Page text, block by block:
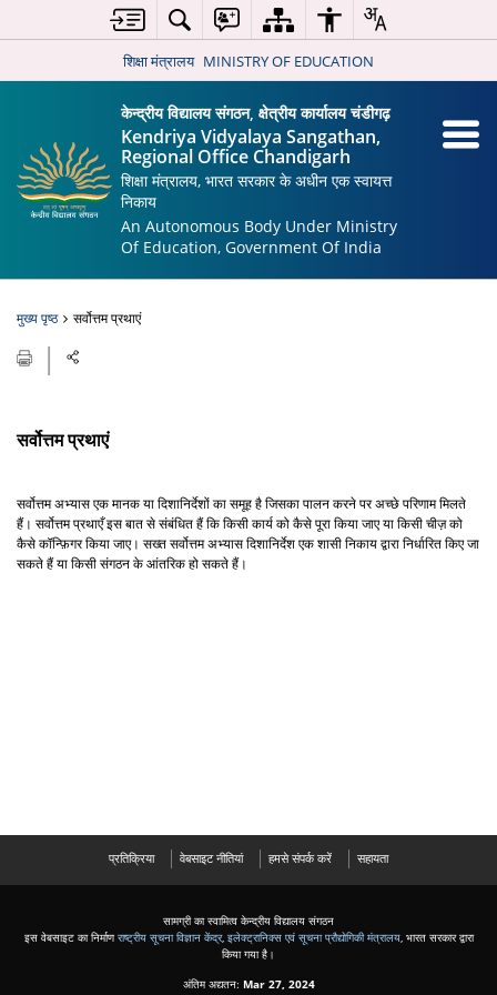
शिक्षा मंत्रालय MINISTRY OF EDUCATION
केन्द्रीय विद्यालय संगठन, क्षेत्रीय कार्यालय चंडीगढ़
Kendriya Vidyalaya Sangathan,
Regional Office Chandigarh
शिक्षा मंत्रालय, भारत सरकार के अधीन एक स्वायत्त
निकाय
An Autonomous Body Under Ministry
Of Education, Government Of India
मुख्य पृष्ठ सर्वोत्तम प्रथाएं
सर्वोत्तम प्रथाएं
सर्वोत्तम अभ्यास एक मानक या दिशानिर्देशों का समूह है जिसका पालन करने पर अच्छे परिणाम मिलते
हैं। सर्वोत्तम प्रथाएँ इस बात से संबंधित हैं कि किसी कार्य को कैसे पूरा किया जाए या किसी चीज़ को
कैसे कॉन्फ़िगर किया जाए। सख्त सर्वोत्तम अभ्यास दिशानिर्देश एक शासी निकाय द्वारा निर्धारित किए जा
सकते हैं या किसी संगठन के आंतरिक हो सकते हैं।
प्रतिक्रिया वेबसाइट नीतियां हमसे संपर्क करें सहायता
सामग्री का स्वामित्व केन्द्रीय विद्यालय संगठन
इस वेबसाइट का निर्माणराष्ट्रीय सूचना विज्ञान केंद्र, इलेक्ट्रानिक्स एवं सूचना प्रौद्योगिकी मंत्रालय, भारत सरकार द्वारा
किया गया है।
अंतिम अद्यतन: Mar 27, 2024